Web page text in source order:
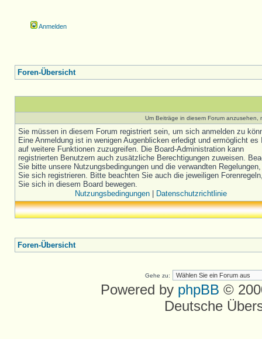
Anmelden
Foren-Übersicht
Um Beiträge in diesem Forum
Sie müssen in diesem Forum registriert sein, um sich anmelden zu
Eine Anmeldung ist in wenigen Augenblicken erledigt und ermöglicht es
auf weitere Funktionen zuzugreifen. Die Board-Administration kann
registrierten Benutzern auch zusätzliche Berechtigungen zuweisen.
Sie bitte unsere Nutzungsbedingungen und die verwandten
Sie sich registrieren. Bitte beachten Sie auch die jeweiligen
Sie sich in diesem Board bewegen.
Nutzungsbedingungen| Datenschutzrichtlinie
Foren-Übersicht
Gehe zu:
Powered by phpBB ©
Deutsche